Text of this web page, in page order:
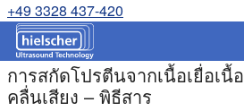
+49 3328 437-420
การสกัดโปรตีนจากเนื้อเยื่อเนื้
คลื่นเสียง – พิธีสาร